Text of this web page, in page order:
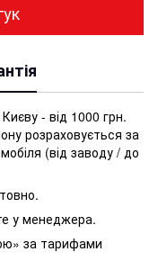
- від 1000 грн.
розраховується за
(від заводу / до
у менеджера.
за тарифами